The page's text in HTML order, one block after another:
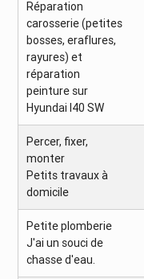
Réparation
carosserie (petites
bosses, eraflures,
rayures) et
réparation
peinture sur
Hyundai I40 SW
Percer, fixer,
monter
Petits travaux à
domicile
Petite plomberie
J'ai un souci de
chasse d'eau.